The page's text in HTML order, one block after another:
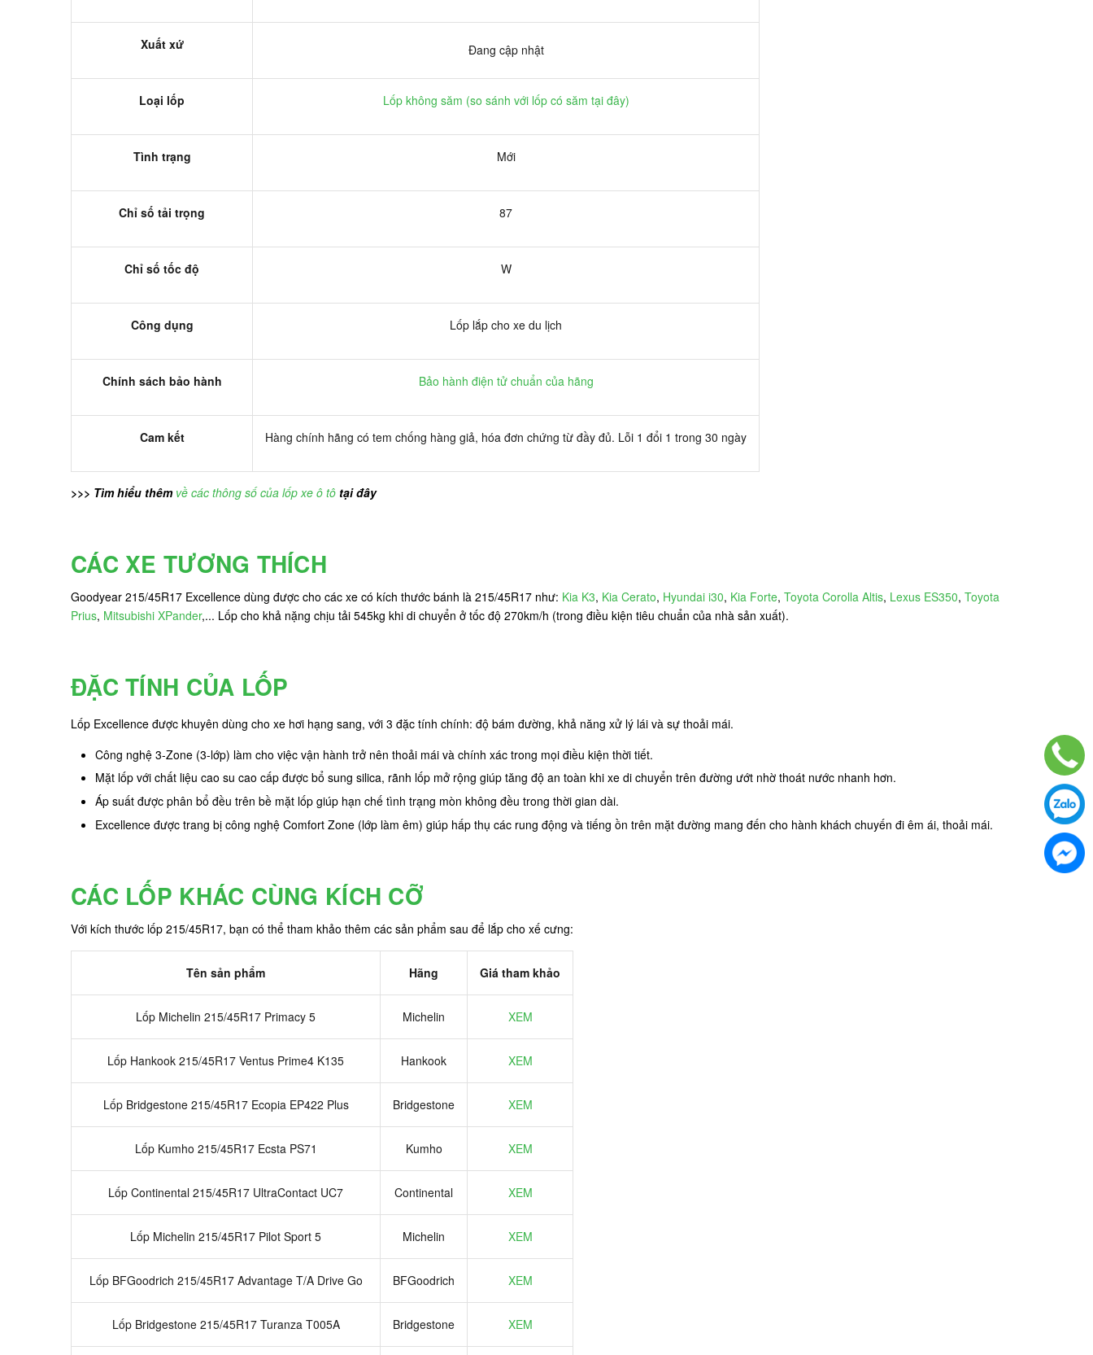
Xuất xứ Đang cập nhật
Loại lốp Lốp không săm (so sánh với lốp có săm tại đây)
Tình trạng Mới
Chỉ số tải trọng 87
Chỉ số tốc độ W
Công dụng Lốp lắp cho xe du lịch
Chính sách bảo hành Bảo hành điện tử chuẩn của hãng
Cam kết Hàng chính hãng có tem chống hàng giả, hóa đơn chứng từ đầy đủ. Lỗi 1 đổi 1 trong 30 ngày
>>> Tìm hiểu thêm về các thông số của lốp xe ô tô tại đây
CÁC XE TƯƠNG THÍCH
Goodyear 215/45R17 Excellence dùng được cho các xe có kích thước bánh là 215/45R17 như: Kia K3, Kia Cerato, Hyundai i30, Kia Forte, Toyota Corolla Altis, Lexus ES350, Toyota
Prius, Mitsubishi XPander,... Lốp cho khả nặng chịu tải 545kg khi di chuyển ở tốc độ 270km/h (trong điều kiện tiêu chuẩn của nhà sản xuất).
ĐẶC TÍNH CỦA LỐP
Lốp Excellence được khuyên dùng cho xe hơi hạng sang, với 3 đặc tính chính: độ bám đường, khả năng xử lý lái và sự thoải mái.
Công nghệ 3-Zone (3-lớp) làm cho việc vận hành trở nên thoải mái và chính xác trong mọi điều kiện thời tiết.
Mặt lốp với chất liệu cao su cao cấp được bổ sung silica, rãnh lốp mở rộng giúp tăng độ an toàn khi xe di chuyển trên đường ướt nhờ thoát nước nhanh hơn.
Áp suất được phân bổ đều trên bề mặt lốp giúp hạn chế tình trạng mòn không đều trong thời gian dài.
Excellence được trang bị công nghệ Comfort Zone (lớp làm êm) giúp hấp thụ các rung động và tiếng ồn trên mặt đường mang đến cho hành khách chuyến đi êm ái, thoải mái.
CÁC LỐP KHÁC CÙNG KÍCH CỠ
Với kích thước lốp 215/45R17, bạn có thể tham khảo thêm các sản phẩm sau để lắp cho xế cưng:
Tên sản phẩm Hãng Giá tham khảo
Lốp Michelin 215/45R17 Primacy 5 Michelin XEM
Lốp Hankook 215/45R17 Ventus Prime4 K135 Hankook XEM
Lốp Bridgestone 215/45R17 Ecopia EP422 Plus Bridgestone XEM
Lốp Kumho 215/45R17 Ecsta PS71 Kumho XEM
Lốp Continental 215/45R17 UltraContact UC7 Continental XEM
Lốp Michelin 215/45R17 Pilot Sport 5 Michelin XEM
Lốp BFGoodrich 215/45R17 Advantage T/A Drive Go BFGoodrich XEM
Lốp Bridgestone 215/45R17 Turanza T005A Bridgestone XEM